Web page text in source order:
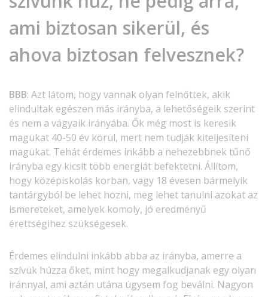
ami biztosan sikerül, és
ahova biztosan felvesznek?
BBB: Azt látom, hogy vannak olyan felnőttek, akik
elindultak egészen más irányba, a lehetőségeik szerint
és nem a vágyaik irányába. Ők még most is keresik
magukat 40-50 év körül, mert nem tudják kiteljesíteni
magukat. Tehát érdemes inkább a nehezebbnek tűnő
irányba egy kicsit több energiát befektetni. Állítom,
hogy középiskolás korban, vagy 18 évesen bármelyik
tantárgyból be lehet hozni, meg lehet tanulni azokat az
ismereteket, amelyek komoly, jó eredményű
érettségihez szükségesek.
Érdemes elindulni inkább abba az irányba, amerre a
szívük húzza őket, mint hogy megalkudjanak egy olyan
iránnyal, ami aztán utána úgysem fog beválni. Nagyon